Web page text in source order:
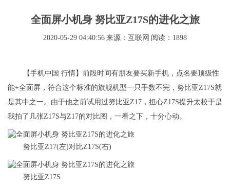
全面屏小机身 努比亚Z17S的进化之旅
2020-05-29 04:40:56 来源：互联网 阅读：1898
【手机中国 行情】前段时间有朋友要买新手机，点名要顶级性
能+全面屏，符合这个标准的旗舰机型一只手数不完，努比亚Z17S就
是其中之一。由于他之前试用过努比亚Z17，担心Z17S提升太校于是
我拍了几张Z17S与Z17的对比图，一看之下，十分心动。
努比亚Z17(左)对比Z17S(右)
努比亚Z17S